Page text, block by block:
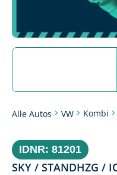
Alle Autos VW Kombi
IDNR: 81201
SKY / STANDHZG /